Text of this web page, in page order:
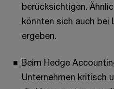
berücksichtigen.
könnten sich auch bei
ergeben.
Beim Hedge
Unternehmen kritisch